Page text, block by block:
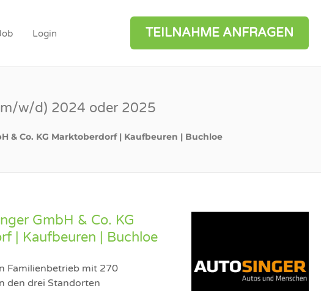
Login TEILNAHME ANFRAGEN
w/d) 2024 oder 2025
& Co. KG Marktoberdorf | Kaufbeuren | Buchloe
GmbH & Co. KG
| Kaufbeuren | Buchloe
Familienbetrieb mit 270
den drei Standorten